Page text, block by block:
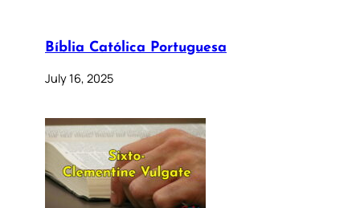
Bíblia Católica Portuguesa
July 16, 2025